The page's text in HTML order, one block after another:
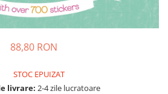
88,80 RON
STOC EPUIZAT
livrare: 2-4 zile lucratoare